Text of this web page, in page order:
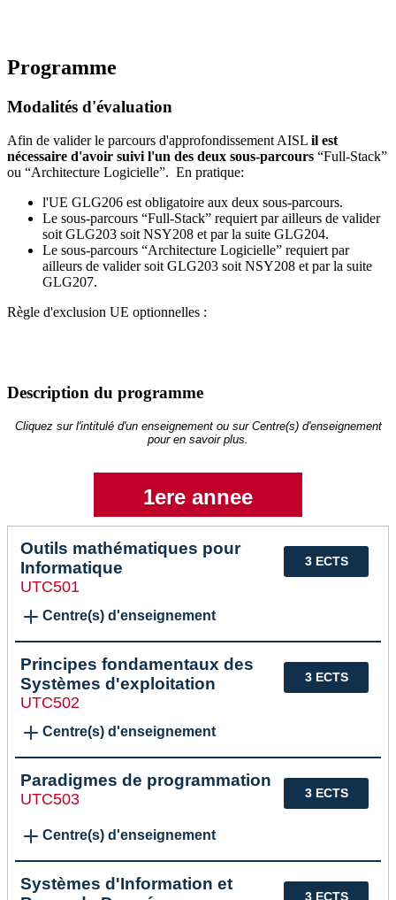
Programme
Modalités d'évaluation
Afin de valider le parcours d'approfondissement AISL il est
nécessaire d'avoir suivi l'un des deux sous-parcours “Full-Stack”
ou “Architecture Logicielle”. En pratique:
l'UE GLG206 est obligatoire aux deux sous-parcours.
Le sous-parcours “Full-Stack” requiert par ailleurs de valider
soit GLG203 soit NSY208 et par la suite GLG204.
Le sous-parcours “Architecture Logicielle” requiert par
ailleurs de valider soit GLG203 soit NSY208 et par la suite
GLG207.
Règle d'exclusion UE optionnelles :
Description du programme
Cliquez sur l'intitulé d'un enseignement ou sur Centre(s) d'enseignement
pour en savoir plus.
1ere annee
3 ECTS
Outils mathématiques pour
Informatique
UTC501
Centre(s) d'enseignement
3 ECTS
Principes fondamentaux des
Systèmes d'exploitation
UTC502
Centre(s) d'enseignement
3 ECTS
Paradigmes de programmation
UTC503
Centre(s) d'enseignement
3 ECTS
Systèmes d'Information et